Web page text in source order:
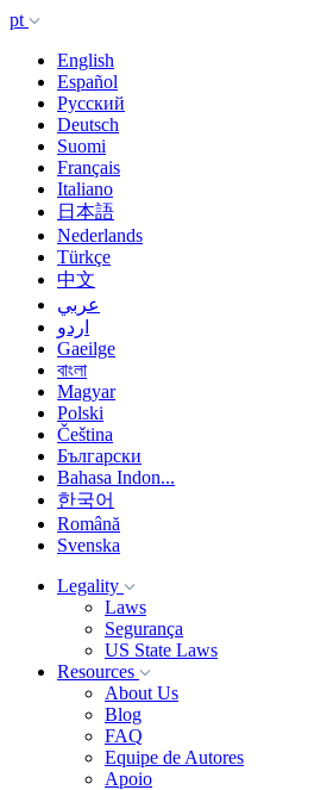
pt
English
Español
Русский
Deutsch
Suomi
Français
Italiano
日本語
Nederlands
Türkçe
中文
عربي
اردو
Gaeilge
বাংলা
Magyar
Polski
Čeština
Български
Bahasa Indon...
한국어
Română
Svenska
Legality
Laws
Segurança
US State Laws
Resources
About Us
Blog
FAQ
Equipe de Autores
Apoio